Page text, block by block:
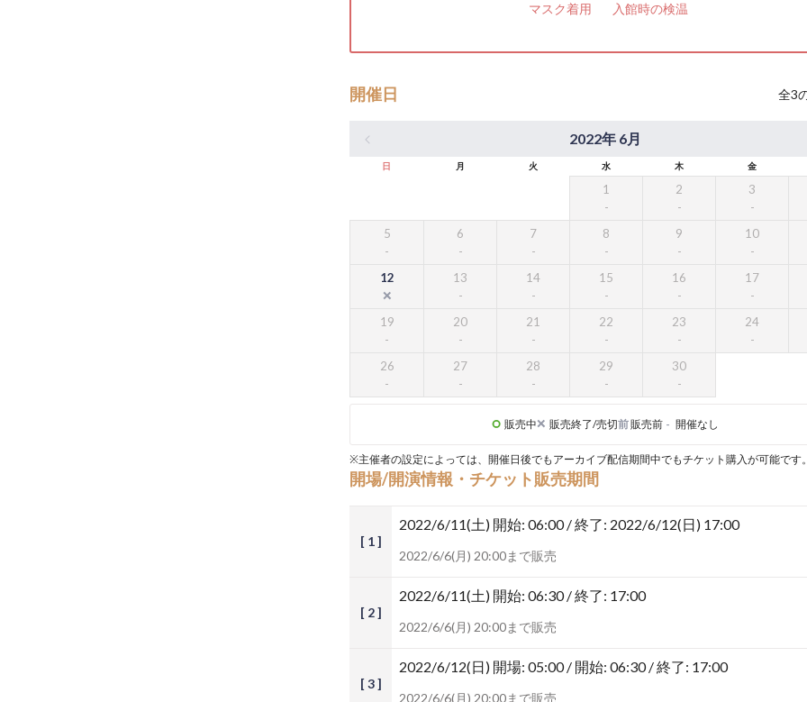
マスク着用 入館時の検温
開催日 全3
2022年 6月
日 月 火 水 木 金
1 2 3
5 6 7 8 9 10
12 13 14 15 16 17
19 20 21 22 23 24
26 27 28 29 30
販売中 販売終了/売切前販売前 - 開催なし
※主催者の設定によっては、開催日後でもアーカイブ配信期間中でもチケット購入が可能です。
開場/開演情報・チケット販売期間
[ 1 ]
2022/6/11(土) 開始: 06:00 / 終了: 2022/6/12(日) 17:00
2022/6/6(月) 20:00まで販売
[ 2 ]
2022/6/11(土) 開始: 06:30 / 終了: 17:00
2022/6/6(月) 20:00まで販売
[ 3 ]
2022/6/12(日) 開場: 05:00 / 開始: 06:30 / 終了: 17:00
2022/6/6(月) 20:00まで販売